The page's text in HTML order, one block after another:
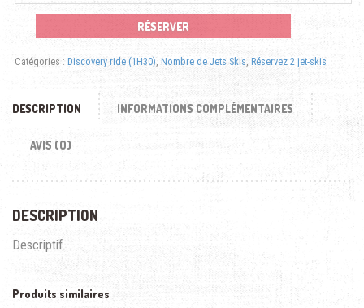
RÉSERVER
Catégories : Discovery ride (1H30), Nombre de Jets Skis, Réservez 2 jet-skis
DESCRIPTION INFORMATIONS COMPLÉMENTAIRES
AVIS (0)
DESCRIPTION
Descriptif
Produits similaires